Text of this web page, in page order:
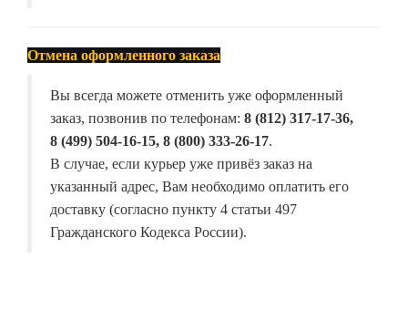
Отмена оформленного заказа
Вы всегда можете отменить уже оформленный
заказ, позвонив по телефонам: 8 (812) 317-17-36,
8 (499) 504-16-15, 8 (800) 333-26-17.
В случае, если курьер уже привёз заказ на
указанный адрес, Вам необходимо оплатить его
доставку (согласно пункту 4 статьи 497
Гражданского Кодекса России).